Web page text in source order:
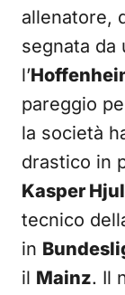
allenatore,
segnata da
l’
pareggio
la società
drastico in
Kasper
tecnico
in
il Mainz. Il